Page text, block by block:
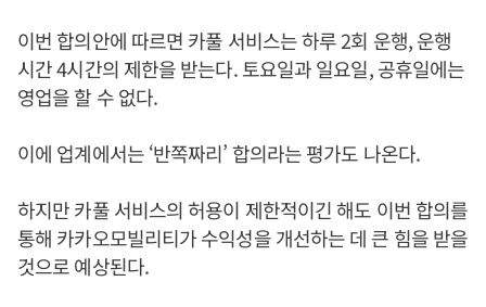
이번 합의안에 따르면 카풀 서비스는 하루 2회 운행, 운행
시간 4시간의 제한을 받는다. 토요일과 일요일, 공휴일에는
영업을 할 수 없다.
이에 업계에서는 ‘반쪽짜리’ 합의라는 평가도 나온다.
하지만 카풀 서비스의 허용이 제한적이긴 해도 이번 합의를
통해 카카오모빌리티가 수익성을 개선하는 데 큰 힘을 받을
것으로 예상된다.